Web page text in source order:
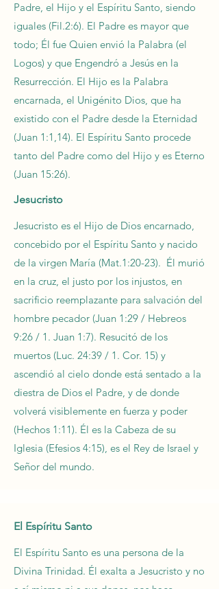
Padre, el Hijo y el Espíritu Santo, siendo
iguales (Fil.2:6). El Padre es mayor que
todo; Él fue Quien envió la Palabra (el
Logos) y que Engendró a Jesús en la
Resurrección. El Hijo es la Palabra
encarnada, el Unigénito Dios, que ha
existido con el Padre desde la Eternidad
(Juan 1:1,14). El Espíritu Santo procede
tanto del Padre como del Hijo y es Eterno
(Juan 15:26).
Jesucristo
Jesucristo es el Hijo de Dios encarnado,
concebido por el Espíritu Santo y nacido
de la virgen María (Mat.1:20-23). Él murió
en la cruz, el justo por los injustos, en
sacrificio reemplazante para salvación del
hombre pecador (Juan 1:29 / Hebreos
9:26 / 1. Juan 1:7). Resucitó de los
muertos (Luc. 24:39 / 1. Cor. 15) y
ascendió al cielo donde está sentado a la
diestra de Dios el Padre, y de donde
volverá visiblemente en fuerza y poder
(Hechos 1:11). Él es la Cabeza de su
Iglesia (Efesios 4:15), es el Rey de Israel y
Señor del mundo.
El Espíritu Santo
El Espíritu Santo es una persona de la
Divina Trinidad. Él exalta a Jesucristo y no